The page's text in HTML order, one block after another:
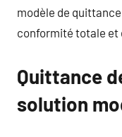
modèle de
conformité totale et
Quittance
solution